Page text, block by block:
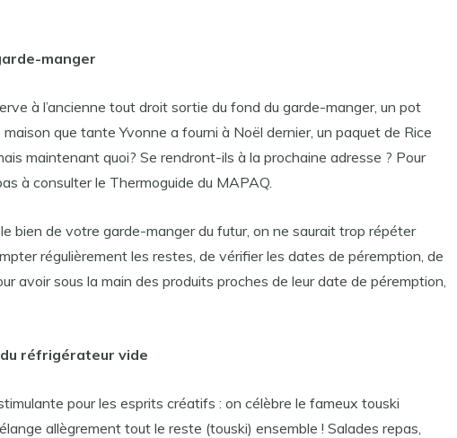
manger
à l’ancienne tout droit sortie du fond du garde-manger, un pot
que tante Yvonne a fourni à Noël dernier, un paquet de Rice
maintenant quoi? Se rendront-ils à la prochaine adresse ? Pour
à consulter le Thermoguide du MAPAQ.
bien de votre garde-manger du futur, on ne saurait trop répéter
régulièrement les restes, de vérifier les dates de péremption, de
avoir sous la main des produits proches de leur date de péremption,
réfrigérateur vide
pour les esprits créatifs : on célèbre le fameux touski
allègrement tout le reste (touski) ensemble ! Salades repas,